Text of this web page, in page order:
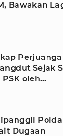
Bawakan
Sejak
oleh
Polda
Dugaan